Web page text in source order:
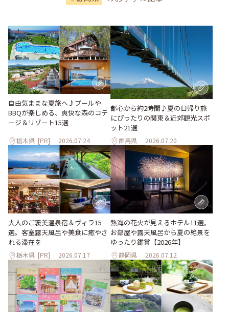
自由気ままな夏旅へ♪プールや
BBQが楽しめる、爽快な森のコテ
ージ＆リゾート15選
栃木県 [PR] 2026.07.24
都心から約2時間♪夏の日帰り旅
にぴったりの関東＆近郊観光スポ
ット21選
群馬県 2026.07.20
大人のご褒美温泉宿＆ヴィラ15
選。客室露天風呂や美食に癒やさ
れる滞在を
栃木県 [PR] 2026.07.17
熱海の花火が見えるホテル11選。
お部屋や露天風呂から夏の絶景を
ゆったり鑑賞【2026年】
静岡県 2026.07.12